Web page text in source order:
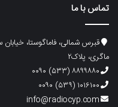
تماس با ما
ماگری، پلاک۲
۸۸۹۹۸۸۰ (۵۳۳) ۰۰۹۰
۱۰۱۶۱۰۰ (۵۳۹) ۰۰۹۰
info@radiocyp.com